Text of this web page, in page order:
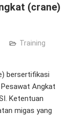
(crane)
Training
bersertifikasi
Angkat
Ketentuan
migas yang